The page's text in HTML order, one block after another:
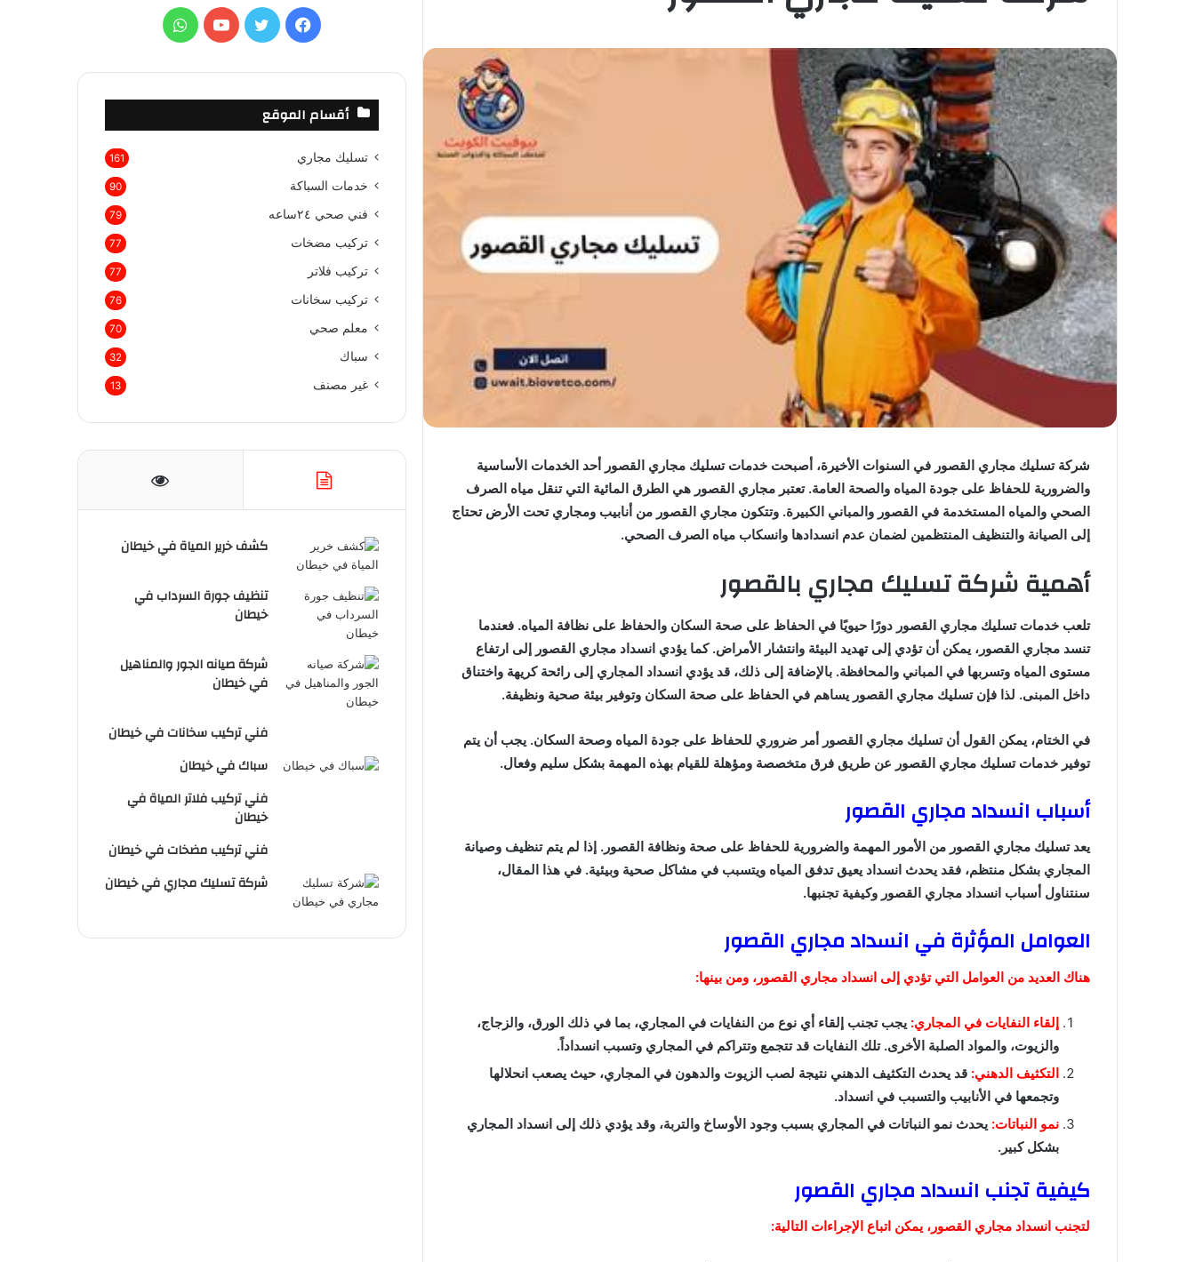
شركة تسليك مجاري القصور في السنوات الأخيرة، أصبحت خدمات تسليك مجاري القصور أحد الخدمات الأساسية
والضرورية للحفاظ على جودة المياه والصحة العامة. تعتبر مجاري القصور هي الطرق المائية التي تنقل مياه الصرف
الصحي والمياه المستخدمة في القصور والمباني الكبيرة. وتتكون مجاري القصور من أنابيب ومجاري تحت الأرض تحتاج
إلى الصيانة والتنظيف المنتظمين لضمان عدم انسدادها وانسكاب مياه الصرف الصحي.
أهمية شركة تسليك مجاري بالقصور
تلعب خدمات تسليك مجاري القصور دورًا حيويًا في الحفاظ على صحة السكان والحفاظ على نظافة المياه. فعندما
تنسد مجاري القصور، يمكن أن تؤدي إلى تهديد البيئة وانتشار الأمراض. كما يؤدي انسداد مجاري القصور إلى ارتفاع
مستوى المياه وتسربها في المباني والمحافظة. بالإضافة إلى ذلك، قد يؤدي انسداد المجاري إلى رائحة كريهة واختناق
داخل المبنى. لذا فإن تسليك مجاري القصور يساهم في الحفاظ على صحة السكان وتوفير بيئة صحية ونظيفة.
في الختام، يمكن القول أن تسليك مجاري القصور أمر ضروري للحفاظ على جودة المياه وصحة السكان. يجب أن يتم
توفير خدمات تسليك مجاري القصور عن طريق فرق متخصصة ومؤهلة للقيام بهذه المهمة بشكل سليم وفعال.
أسباب انسداد مجاري القصور
يعد تسليك مجاري القصور من الأمور المهمة والضرورية للحفاظ على صحة ونظافة القصور. إذا لم يتم تنظيف وصيانة
المجاري بشكل منتظم، فقد يحدث انسداد يعيق تدفق المياه ويتسبب في مشاكل صحية وبيئية. في هذا المقال،
سنتناول أسباب انسداد مجاري القصور وكيفية تجنبها.
العوامل المؤثرة في انسداد مجاري القصور
هناك العديد من العوامل التي تؤدي إلى انسداد مجاري القصور، ومن بينها:
إلقاء النفايات في المجاري: يجب تجنب إلقاء أي نوع من النفايات في المجاري، بما في ذلك الورق، والزجاج،
والزيوت، والمواد الصلبة الأخرى. تلك النفايات قد تتجمع وتتراكم في المجاري وتسبب انسداداً.
التكثيف الدهني: قد يحدث التكثيف الدهني نتيجة لصب الزيوت والدهون في المجاري، حيث يصعب انحلالها
وتجمعها في الأنابيب والتسبب في انسداد.
نمو النباتات: يحدث نمو النباتات في المجاري بسبب وجود الأوساخ والتربة، وقد يؤدي ذلك إلى انسداد المجاري
بشكل كبير.
كيفية تجنب انسداد مجاري القصور
لتجنب انسداد مجاري القصور، يمكن اتباع الإجراءات التالية:
ع
ن
ف
س
ب
ي
ت
ت
ي
و
ت
س
أقسام الموقع
تسليك مجاري 161
خدمات السباكة 90
فني صحي ٢٤ساعه 79
تركيب مضخات 77
تركيب فلاتر 77
تركيب سخانات 76
معلم صحي 70
سباك 32
غير مصنف 13
كشف خرير المياة في خيطان
تنظيف جورة السرداب في
خيطان
شركة صيانه الجور والمناهيل
في خيطان
فني تركيب سخانات في خيطان
سباك في خيطان
فني تركيب فلاتر المياة في
خيطان
فني تركيب مضخات في خيطان
شركة تسليك مجاري في خيطان